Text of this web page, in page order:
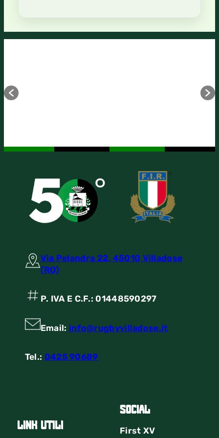
Via Pelandra 22, 45010 Villadose
(RO)
P. IVA E C.F.: 01448590297
Email: info@rugbyvilladose.it
Tel.: 0425 90689
link utili
Social
First XV